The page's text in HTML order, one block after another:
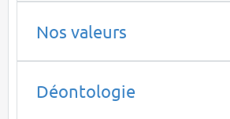
Nos valeurs
Déontologie